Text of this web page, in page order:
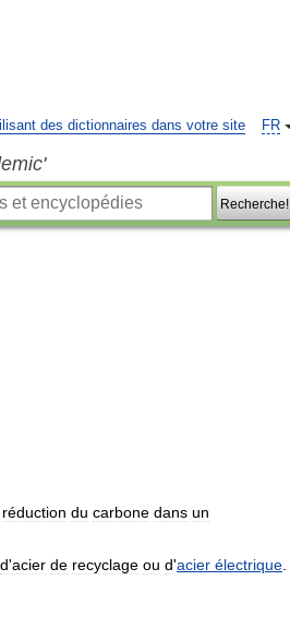
FR
des dictionnaires dans votre site
Recherche!
réduction du carbone dans un
d'acier de recyclage ou d'acier électrique